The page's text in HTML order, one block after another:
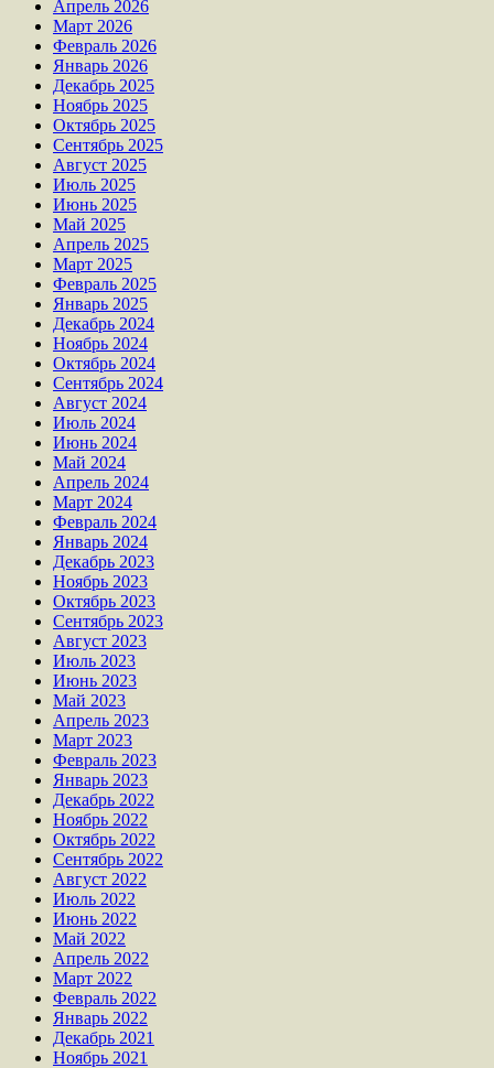
Апрель 2026
Март 2026
Февраль 2026
Январь 2026
Декабрь 2025
Ноябрь 2025
Октябрь 2025
Сентябрь 2025
Август 2025
Июль 2025
Июнь 2025
Май 2025
Апрель 2025
Март 2025
Февраль 2025
Январь 2025
Декабрь 2024
Ноябрь 2024
Октябрь 2024
Сентябрь 2024
Август 2024
Июль 2024
Июнь 2024
Май 2024
Апрель 2024
Март 2024
Февраль 2024
Январь 2024
Декабрь 2023
Ноябрь 2023
Октябрь 2023
Сентябрь 2023
Август 2023
Июль 2023
Июнь 2023
Май 2023
Апрель 2023
Март 2023
Февраль 2023
Январь 2023
Декабрь 2022
Ноябрь 2022
Октябрь 2022
Сентябрь 2022
Август 2022
Июль 2022
Июнь 2022
Май 2022
Апрель 2022
Март 2022
Февраль 2022
Январь 2022
Декабрь 2021
Ноябрь 2021